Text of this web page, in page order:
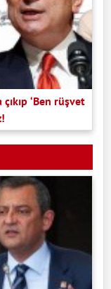
‘Ben rüşvet